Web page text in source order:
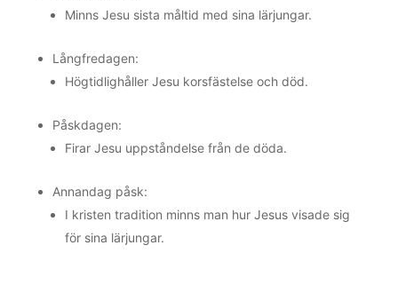
Minns Jesu sista måltid med sina lärjungar.
Långfredagen:
Högtidlighåller Jesu korsfästelse och död.
Påskdagen:
Firar Jesu uppståndelse från de döda.
Annandag påsk:
I kristen tradition minns man hur Jesus visade sig
för sina lärjungar.